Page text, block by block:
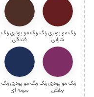
رنگ مو پودری رنگ
شرابی
رنگ مو پودری رنگ
فندقی
رنگ مو پودری رنگ
بنفش
رنگ مو پودری رنگ
سرمه ای